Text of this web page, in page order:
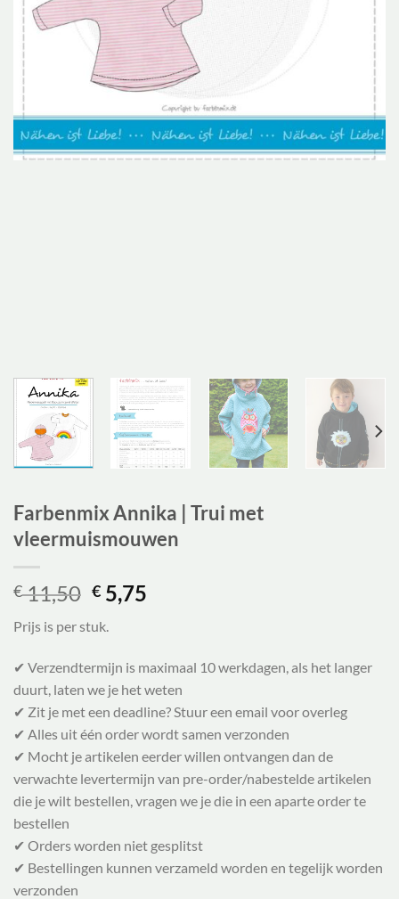
Farbenmix Annika | Trui met
vleermuismouwen
€11,50 Oorspronkelijke
prijs
was:
€ 11,50.
€ 5,75
€ 5,75.
Prijs is per stuk.
✔ Verzendtermijn is maximaal 10 werkdagen, als het langer
duurt, laten we je het weten
✔ Zit je met een deadline? Stuur een email voor overleg
✔ Alles uit één order wordt samen verzonden
✔ Mocht je artikelen eerder willen ontvangen dan de
verwachte levertermijn van pre-order/nabestelde artikelen
die je wilt bestellen, vragen we je die in een aparte order te
bestellen
✔ Orders worden niet gesplitst
✔ Bestellingen kunnen verzameld worden en tegelijk worden
verzonden